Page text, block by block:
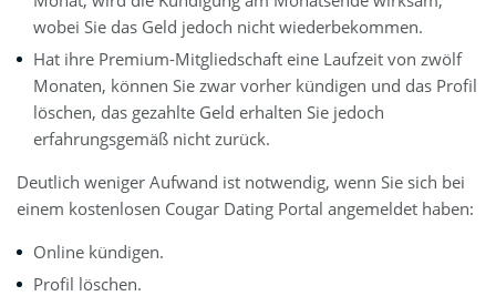
wobei Sie das Geld jedoch nicht wiederbekommen.
Hat ihre Premium-Mitgliedschaft eine Laufzeit von zwölf
Monaten, können Sie zwar vorher kündigen und das Profil
löschen, das gezahlte Geld erhalten Sie jedoch
erfahrungsgemäß nicht zurück.
Deutlich weniger Aufwand ist notwendig, wenn Sie sich bei
einem kostenlosen Cougar Dating Portal angemeldet haben:
Online kündigen.
Profil löschen.